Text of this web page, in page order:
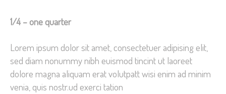
1/4 – one quarter
Lorem ipsum dolor sit amet, consectetuer adipising elit,
sed diam nonummy nibh euismod tincint ut laoreet
dolore magna aliquam erat volutpatt wisi enim ad minim
venia, quis nostr.ud exerci tation